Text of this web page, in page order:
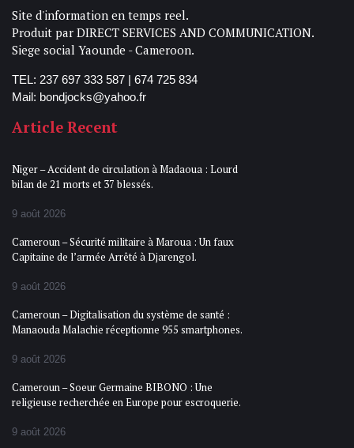
Site d'information en temps reel.
Produit par DIRECT SERVICES AND COMMUNICATION.
Siege social Yaounde - Cameroon.
TEL: 237 697 333 587 | 674 725 834
Mail: bondjocks@yahoo.fr
Article Recent
Niger – Accident de circulation à Madaoua : Lourd
bilan de 21 morts et 37 blessés.
9 août 2026
Cameroun – Sécurité militaire à Maroua : Un faux
Capitaine de l’armée Arrêté à Djarengol.
9 août 2026
Cameroun – Digitalisation du système de santé :
Manaouda Malachie réceptionne 955 smartphones.
9 août 2026
Cameroun – Soeur Germaine BIBONO : Une
religieuse recherchée en Europe pour escroquerie.
9 août 2026